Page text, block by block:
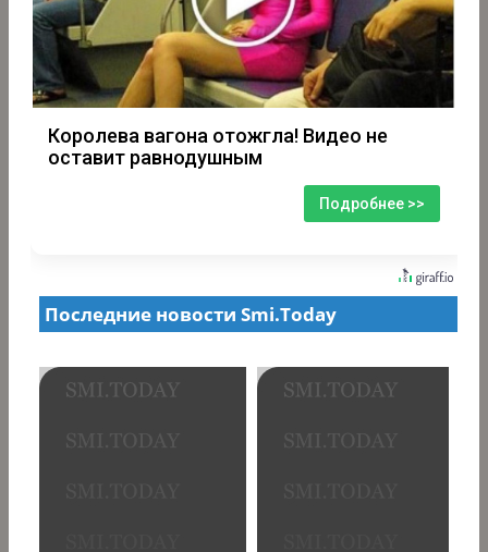
Королева вагона отожгла! Видео не
оставит равнодушным
Подробнее >>